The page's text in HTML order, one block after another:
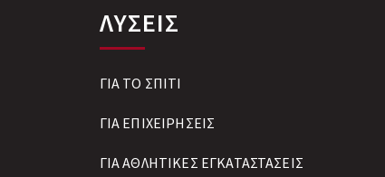
ΛΥΣΕΙΣ
ΓΙΑ ΤΟ ΣΠΙΤΙ
ΓΙΑ ΕΠΙΧΕΙΡΗΣΕΙΣ
ΓΙΑ ΑΘΛΗΤΙΚΕΣ ΕΓΚΑΤΑΣΤΑΣΕΙΣ